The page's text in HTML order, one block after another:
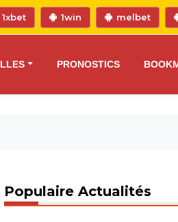
1xbet 1win melbet
PRONOSTICS
Populaire Actualités